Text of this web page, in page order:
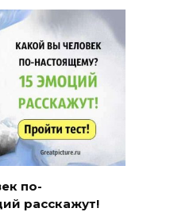
по-
расскажут!